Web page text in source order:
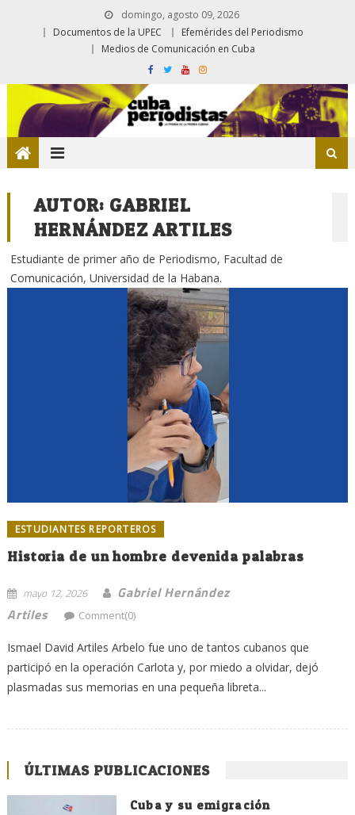
domingo, agosto 09, 2026
Documentos de la UPEC
Efemérides del Periodismo
Medios de Comunicación en Cuba
AUTOR: GABRIEL
HERNÁNDEZ ARTILES
Estudiante de primer año de Periodismo, Facultad de
Comunicación, Universidad de la Habana.
ESTUDIANTES REPORTEROS
Historia de un hombre devenida palabras
mayo 12, 2026
Gabriel Hernández
Artiles
Comment(0)
Ismael David Artiles Arbelo fue uno de tantos cubanos que
participó en la operación Carlota y, por miedo a olvidar, dejó
plasmadas sus memorias en una pequeña libreta...
ÚLTIMAS PUBLICACIONES
Cuba y su emigración